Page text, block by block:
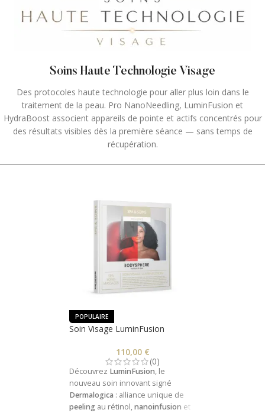
Soins Haute Technologie Visage
Des protocoles haute technologie pour aller plus loin dans le
traitement de la peau. Pro NanoNeedling, LuminFusion et
HydraBoost associent appareils de pointe et actifs concentrés pour
des résultats visibles dès la première séance — sans temps de
récupération.
POPULAIRE
Soin Visage LuminFusion
110,00 €
(0)
Découvrez LuminFusion, le
nouveau soin innovant signé
Dermalogica : alliance unique de
peeling au rétinol,nanoinfusion et